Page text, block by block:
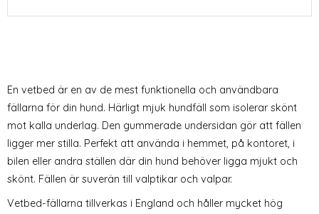
En vetbed är en av de mest funktionella och användbara
fällarna för din hund. Härligt mjuk hundfäll som isolerar skönt
mot kalla underlag. Den gummerade undersidan gör att fällen
ligger mer stilla. Perfekt att använda i hemmet, på kontoret, i
bilen eller andra ställen där din hund behöver ligga mjukt och
skönt. Fällen är suverän till valptikar och valpar.
Vetbed-fällarna tillverkas i England och håller mycket hög